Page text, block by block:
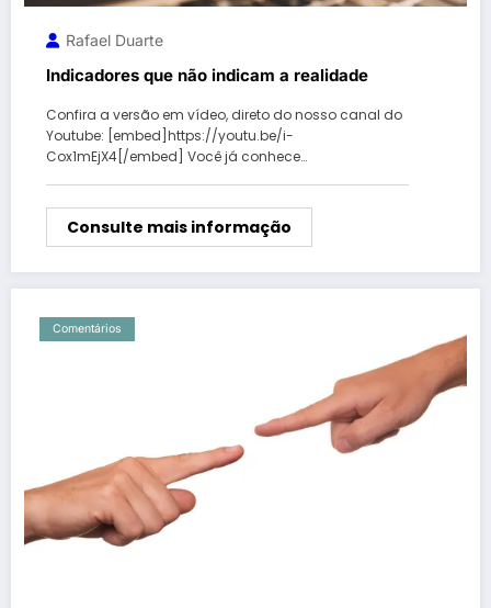
Rafael Duarte
Indicadores que não indicam a realidade
Confira a versão em vídeo, direto do nosso canal do
Youtube: [embed]https://youtu.be/i-
Cox1mEjX4[/embed] Você já conhece…
Consulte mais informação
Comentários